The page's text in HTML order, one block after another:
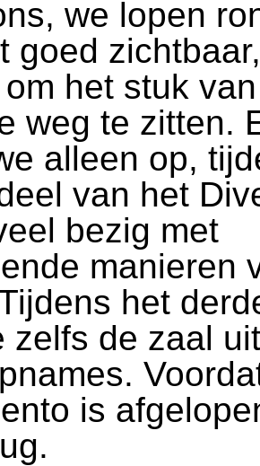
we lopen
goed
het stuk
weg te zitten.
alleen op,
van het
bezig met
manieren
het
zelfs de zaal
is